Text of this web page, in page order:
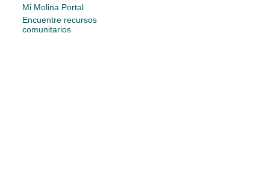
Mi Molina Portal
Encuentre recursos
comunitarios